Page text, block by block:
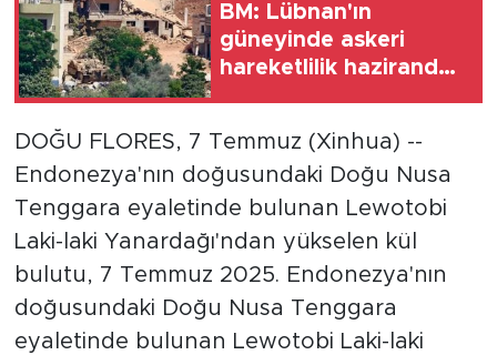
BM: Lübnan'ın
güneyinde askeri
hareketlilik hazirandan
DOĞU FLORES, 7 Temmuz (Xinhua) --
Endonezya'nın doğusundaki Doğu Nusa
Tenggara eyaletinde bulunan Lewotobi
Laki-laki Yanardağı'ndan yükselen kül
bulutu, 7 Temmuz 2025. Endonezya'nın
doğusundaki Doğu Nusa Tenggara
eyaletinde bulunan Lewotobi Laki-laki
Xinhua Türkiye
Seyahat